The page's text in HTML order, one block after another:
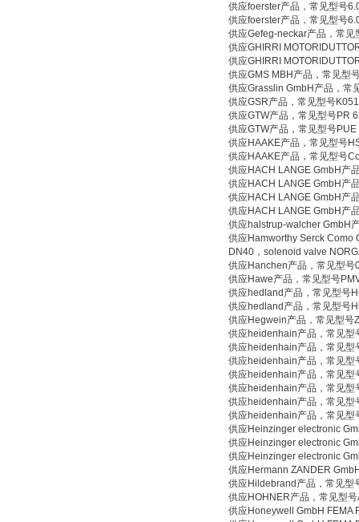
供应foerster产品，常见型号
供应foerster产品，常见型号
供应Gefeg-neckar产品，常
供应GHIRRI
供应GHIRRI
供应GMS MBH产品，常见型
供应Grasslin GmbH产品，常
供应GSR产品，常见型号
供应GTW产品，常见型号PR
供应GTW产品，常见型号
供应HAAKE产品，常见型号
供应HAAKE产品，常见型号
供应HACH LANGE GmbH产
供应HACH LANGE GmbH产
供应HACH LANGE GmbH产
供应HACH LANGE GmbH产
供应halstrup-walcher GmbH
供应Hamworthy Serck Como
DN40，solenoid valve
供应Hanchen产品，常见型
供应Hawe产品，常见型号
供应hedland产品，常见型号
供应hedland产品，常见型号
供应Hegwein产品，常见型号
供应heidenhain产品，常见
供应heidenhain产品，常见型
供应heidenhain产品，常见型
供应heidenhain产品，常见型
供应heidenhain产品，常见型
供应heidenhain产品，常见
供应heidenhain产品，常见
供应Heinzinger electronic
供应Heinzinger electronic
供应Heinzinger electronic
供应Hermann ZANDER
供应Hildebrand产品，常见型
供应HOHNER产品，常见型
供应Honeywell GmbH FEMA